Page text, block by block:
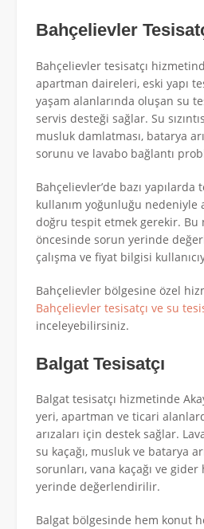
Bahçelievler
Bahçelievler tesisatçı
apartman daireleri, eski yapı
yaşam alanlarında oluşan su
servis desteği sağlar. Su
musluk damlatması, batarya
sorunu ve lavabo bağlantı
Bahçelievler’de bazı yapılarda
kullanım yoğunluğu nedeniyle
doğru tespit etmek gerekir. Bu
öncesinde sorun yerinde
çalışma ve fiyat bilgisi
Bahçelievler bölgesine özel
Bahçelievler tesisatçı ve su
inceleyebilirsiniz.
Balgat Tesisatçı
Balgat tesisatçı hizmetinde
yeri, apartman ve ticari
arızaları için destek sağlar.
su kaçağı, musluk ve batarya
sorunları, vana kaçağı ve
yerinde değerlendirilir.
Balgat bölgesinde hem konut